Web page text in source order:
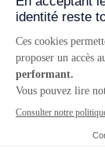
NOUS
© 2026